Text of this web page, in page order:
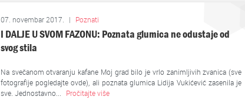
07. novembar 2017. | Poznati
I DALJE U SVOM FAZONU: Poznata glumica ne odustaje od
svog stila
Na svečanom otvaranju kafane Moj grad bilo je vrlo zanimljivih zvanica (sve
fotografije pogledajte ovde), ali poznata glumica Lidija Vukićević zasenila je
sve. Jednostavno...
Pročitajte više